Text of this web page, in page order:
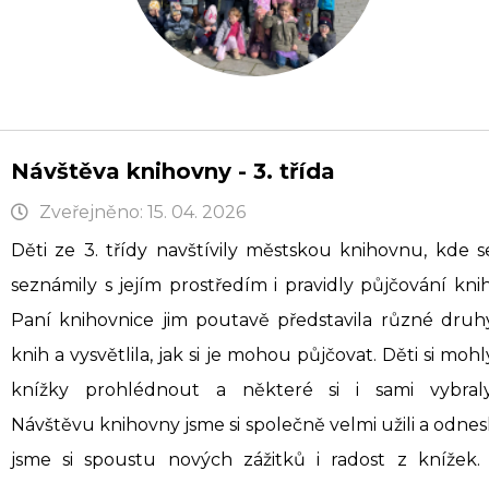
Návštěva knihovny - 3. třída
Zveřejněno: 15. 04. 2026
Děti ze 3. třídy navštívily městskou knihovnu, kde
seznámily s jejím prostředím i pravidly půjčování
Paní knihovnice jim poutavě představila různé
knih a vysvětlila, jak si je mohou půjčovat. Děti si
knížky prohlédnout a některé si i sami
Návštěvu knihovny jsme si společně velmi užili a
jsme si spoustu nových zážitků i radost z